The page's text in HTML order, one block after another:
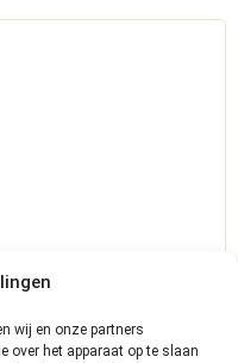
wij en onze partners
over het apparaat op te slaan